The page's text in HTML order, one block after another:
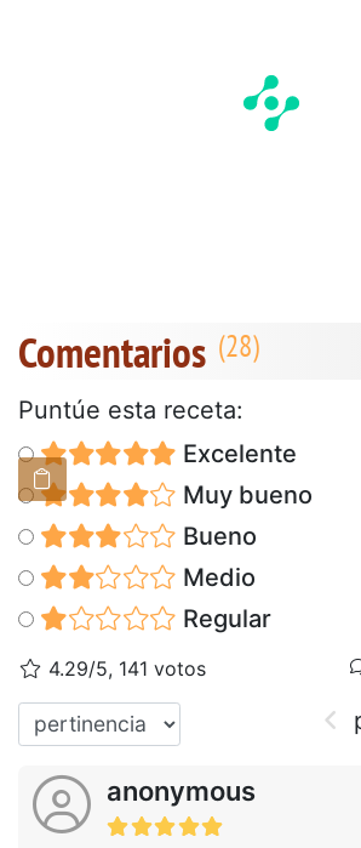
Comentarios
Puntúe esta receta:
Excelente
Muy bueno
Bueno
Medio
Regular
4.29/5, 141 votos
anonymous